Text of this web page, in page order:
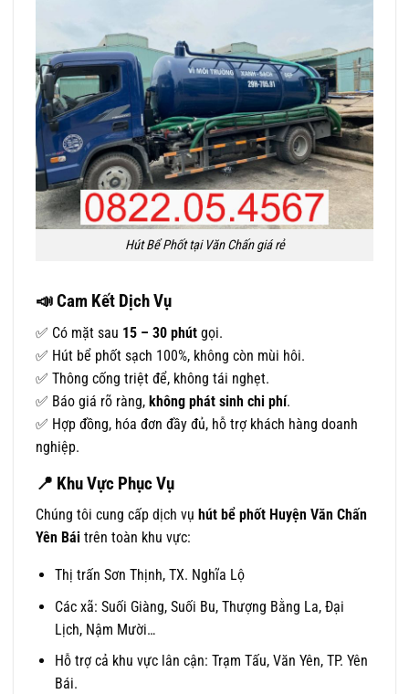
Hút Bể Phốt tại Văn Chấn giá rẻ
📣Cam Kết Dịch Vụ
✅ Có mặt sau 15 – 30 phút gọi.
✅ Hút bể phốt sạch 100%, không còn mùi hôi.
✅ Thông cống triệt để, không tái nghẹt.
✅ Báo giá rõ ràng, không phát sinh chi phí.
✅ Hợp đồng, hóa đơn đầy đủ, hỗ trợ khách hàng doanh
nghiệp.
📍 Khu Vực Phục Vụ
Chúng tôi cung cấp dịch vụ hút bể phốt Huyện Văn Chấn
Yên Bái trên toàn khu vực:
Thị trấn Sơn Thịnh, TX. Nghĩa Lộ
Các xã: Suối Giàng, Suối Bu, Thượng Bằng La, Đại
Lịch, Nậm Mười…
Hỗ trợ cả khu vực lân cận: Trạm Tấu, Văn Yên, TP. Yên
Bái.